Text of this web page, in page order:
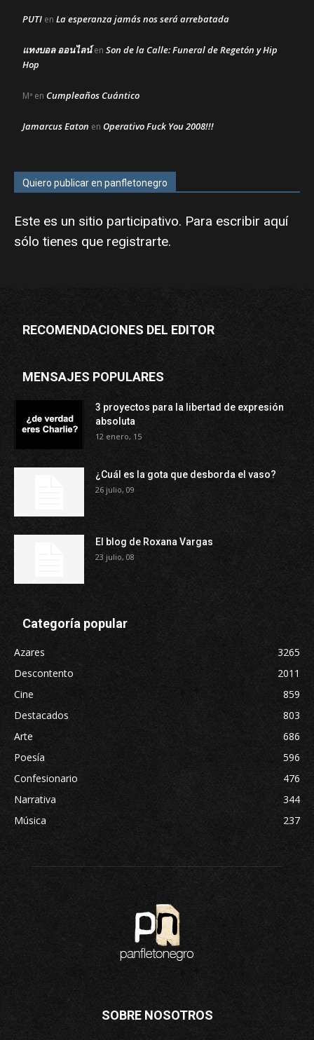
PUTI en La esperanza jamás nos será arrebatada
แทงบอล ออนไลน์en Son de la Calle: Funeral de Regetón y Hip
Hop
Mª en Cumpleaños Cuántico
Jamarcus Eaton en Operativo Fuck You 2008!!!
Quiero publicar en panfletonegro
Este es un sitio participativo. Para escribir aquí
sólo tienes que registrarte.
RECOMENDACIONES DEL EDITOR
MENSAJES POPULARES
3 proyectos para la libertad de expresión
absoluta
12 enero, 15
¿Cuál es la gota que desborda el vaso?
26 julio, 09
El blog de Roxana Vargas
23 julio, 08
Categoría popular
Azares
3265
Descontento
2011
Cine
859
Destacados
803
Arte
686
Poesía
596
Confesionario
476
Narrativa
344
Música
237
SOBRE NOSOTROS